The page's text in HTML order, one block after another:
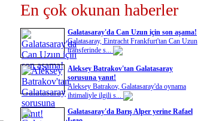
En çok okunan haberler
Galatasaray'da Can Uzun için son aşama!
Galatasaray, Eintracht Frankfurt'tan Can Uzun
transferinde s...
Aleksey Batrakov'tan Galatasaray
sorusuna yanıt!
Aleksey Batrakov, Galatasaray'da oynama
ihtimaliyle ilgili s...
Galatasaray'da Barış Alper yerine Rafael